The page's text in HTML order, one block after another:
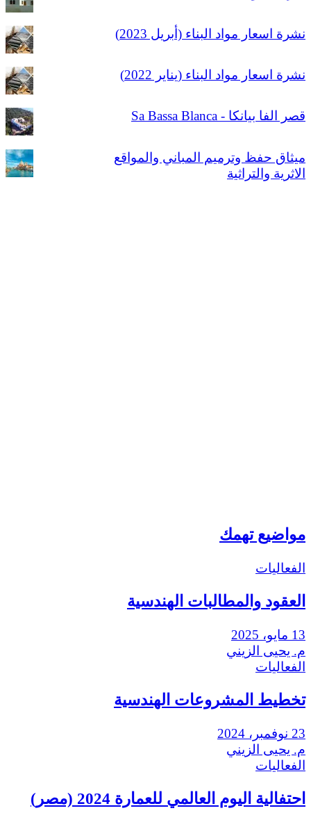
نشرة اسعار مواد البناء (أبريل 2023)
نشرة اسعار مواد البناء (يناير 2022)
قصر الفا بيانكا - Sa Bassa Blanca
ميثاق حفظ وترميم المباني والمواقع
الاثرية والتراثية
مواضيع تهمك
الفعاليات
العقود والمطالبات الهندسية
13 مايو، 2025
م. يحيى الزيني
الفعاليات
تخطيط المشروعات الهندسية
23 نوفمبر، 2024
م. يحيى الزيني
الفعاليات
احتفالية اليوم العالمي للعمارة 2024 (مصر)